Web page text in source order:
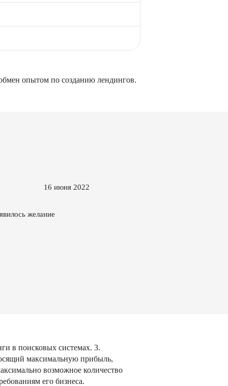
опытом по созданию лендингов.
16 июня 2022
желание
в поисковых системах. 3.
максимальную прибыль,
возможное количество
его бизнеса.